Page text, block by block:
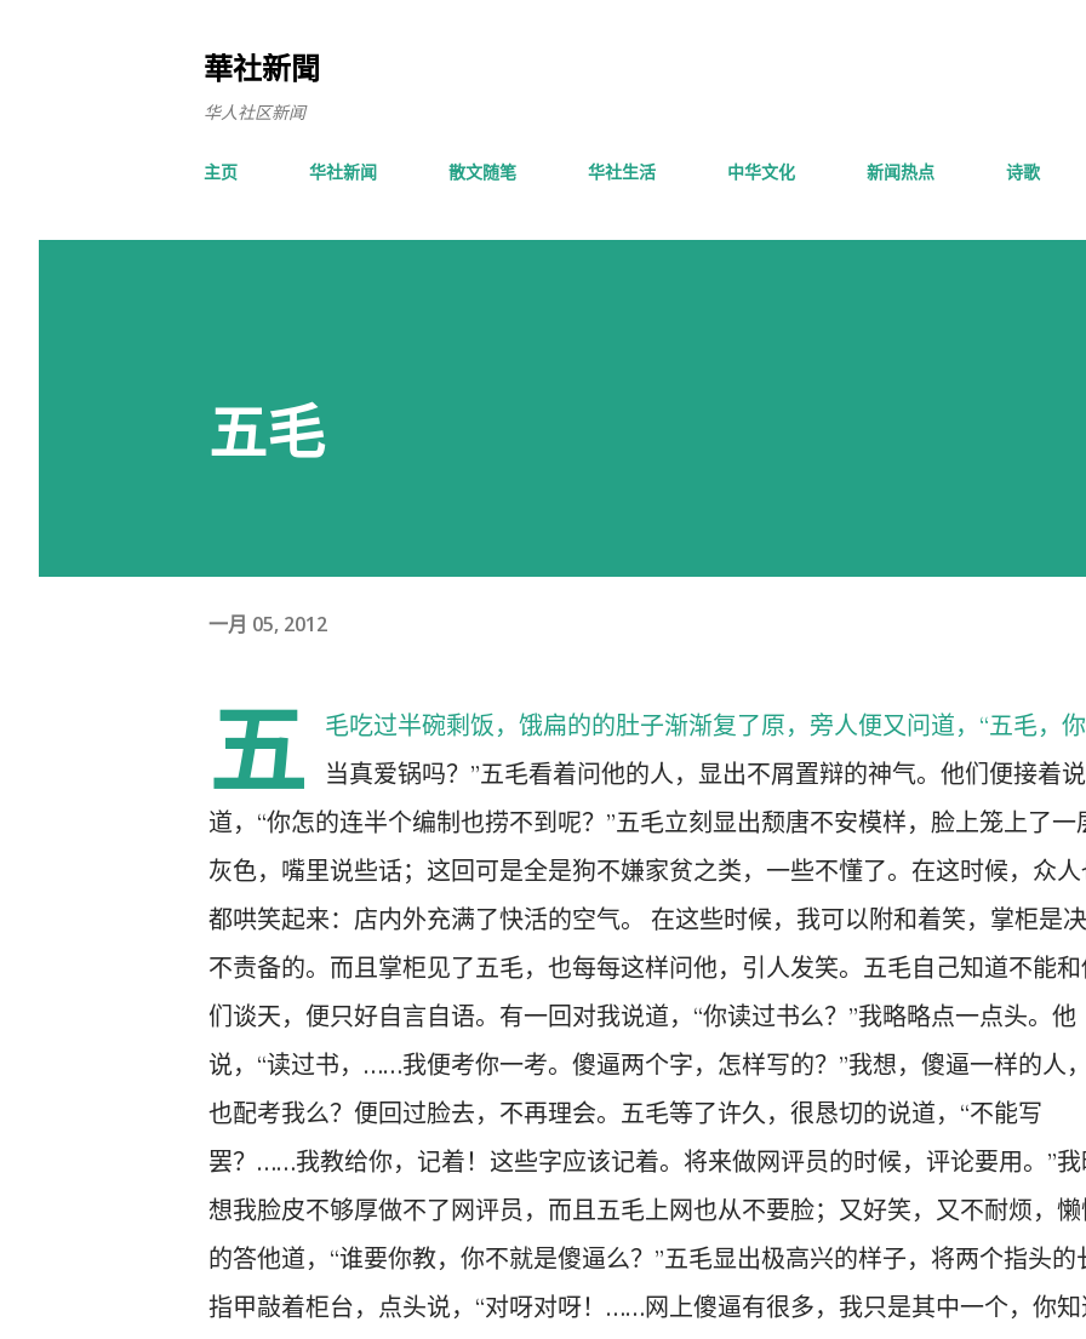
華社新聞
华人社区新闻
主页 华社新闻 散文随笔 华社生活 中华文化 新闻热点 诗歌
五毛
一月 05, 2012
五
毛吃过半碗剩饭，饿扁的的肚子渐渐复了原，旁人便又问道，“五毛，你
当真爱锅吗？”五毛看着问他的人，显出不屑置辩的神气。他们便接着说
道，“你怎的连半个编制也捞不到呢？”五毛立刻显出颓唐不安模样，脸上笼上了一
灰色，嘴里说些话；这回可是全是狗不嫌家贫之类，一些不懂了。在这时候，众人
都哄笑起来：店内外充满了快活的空气。 在这些时候，我可以附和着笑，掌柜是决
不责备的。而且掌柜见了五毛，也每每这样问他，引人发笑。五毛自己知道不能
们谈天，便只好自言自语。有一回对我说道，“你读过书么？”我略略点一点头。他
说，“读过书，……我便考你一考。傻逼两个字，怎样写的？”我想，傻逼一样的人，
也配考我么？便回过脸去，不再理会。五毛等了许久，很恳切的说道，“不能写
罢？……我教给你，记着！这些字应该记着。将来做网评员的时候，评论要用。”
想我脸皮不够厚做不了网评员，而且五毛上网也从不要脸；又好笑，又不耐烦，懒
的答他道，“谁要你教，你不就是傻逼么？”五毛显出极高兴的样子，将两个指头的
指甲敲着柜台，点头说，“对呀对呀！……网上傻逼有很多，我只是其中一个，你知